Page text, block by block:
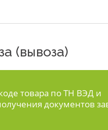
(вывоза)
товара по ТН ВЭД и
документов